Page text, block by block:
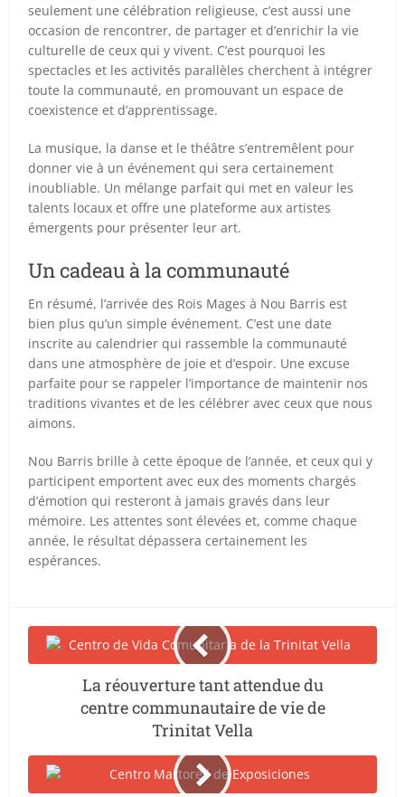
seulement une célébration religieuse, c’est aussi une
occasion de rencontrer, de partager et d’enrichir la vie
culturelle de ceux qui y vivent. C’est pourquoi les
spectacles et les activités parallèles cherchent à intégrer
toute la communauté, en promouvant un espace de
coexistence et d’apprentissage.
La musique, la danse et le théâtre s’entremêlent pour
donner vie à un événement qui sera certainement
inoubliable. Un mélange parfait qui met en valeur les
talents locaux et offre une plateforme aux artistes
émergents pour présenter leur art.
Un cadeau à la communauté
En résumé, l’arrivée des Rois Mages à Nou Barris est
bien plus qu’un simple événement. C’est une date
inscrite au calendrier qui rassemble la communauté
dans une atmosphère de joie et d’espoir. Une excuse
parfaite pour se rappeler l’importance de maintenir nos
traditions vivantes et de les célébrer avec ceux que nous
aimons.
Nou Barris brille à cette époque de l’année, et ceux qui y
participent emportent avec eux des moments chargés
d’émotion qui resteront à jamais gravés dans leur
mémoire. Les attentes sont élevées et, comme chaque
année, le résultat dépassera certainement les
espérances.
La réouverture tant attendue du
centre communautaire de vie de
Trinitat Vella